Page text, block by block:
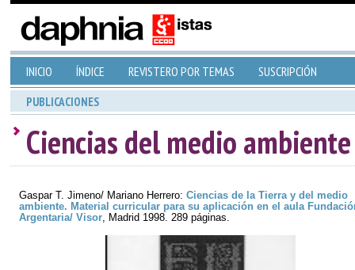
INICIO ÍNDICE REVISTERO POR TEMAS SUSCRIPCIÓN
PUBLICACIONES
Ciencias del medio ambiente
Gaspar T. Jimeno/ Mariano Herrero: Ciencias de la Tierra y del medio
ambiente. Material curricular para su aplicación en el aula
Argentaria/ Visor, Madrid 1998. 289 páginas.